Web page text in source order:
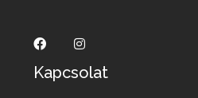
Kapcsolat